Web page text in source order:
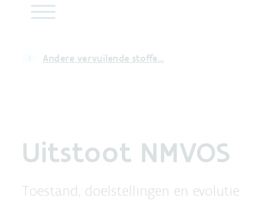
Andere vervuilende stoffe…
Uitstoot NMVOS
Toestand, doelstellingen en evolutie